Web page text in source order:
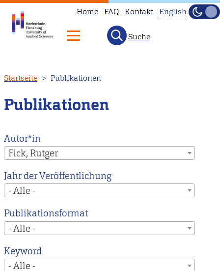
zum
Inhalt
Home FAQ Kontakt
to
our
main
instead.
English
Hell
Suche
Startseite Publikationen
Publikationen
Autor*in
Fick, Rutger
Jahr der Veröffentlichung
- Alle -
Publikationsformat
- Alle -
Keyword
- Alle -